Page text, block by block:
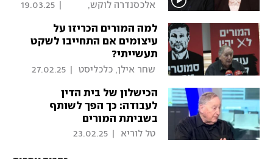
19.03.25
למה המורים הכריזו על
עיצומים אם התחייבו לשקט
תעשייתי?
שחר אילן, כלכליסט 27.02.25
הכישלון של בית הדין
לעבודה: כך הפך לשותף
בשביתת המורים
טל לוריא 23.02.25